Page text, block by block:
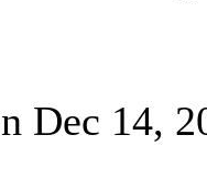
Dec 14,